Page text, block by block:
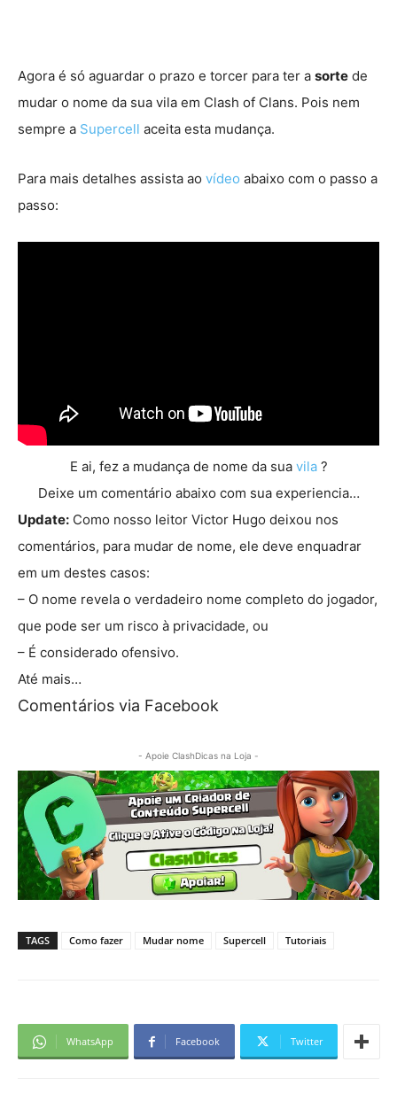
Agora é só aguardar o prazo e torcer para ter a sorte de
mudar o nome da sua vila em Clash of Clans. Pois nem
sempre a Supercell aceita esta mudança.
Para mais detalhes assista ao vídeo abaixo com o passo a
passo:
E ai, fez a mudança de nome da sua vila ?
Deixe um comentário abaixo com sua experiencia…
Update: Como nosso leitor Victor Hugo deixou nos
comentários, para mudar de nome, ele deve enquadrar
em um destes casos:
– O nome revela o verdadeiro nome completo do jogador,
que pode ser um risco à privacidade, ou
– É considerado ofensivo.
Até mais…
Comentários via Facebook
- Apoie ClashDicas na Loja -
TAGS Como fazer Mudar nome Supercell Tutoriais
WhatsApp Facebook Twitter